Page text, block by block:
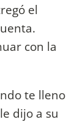
el
con la
te lleno
dijo a su